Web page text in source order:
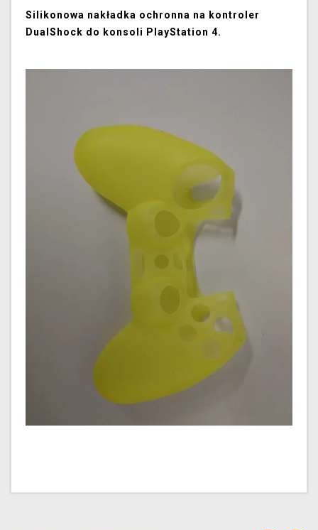
Silikonowa nakładka ochronna na kontroler
DualShock do konsoli PlayStation 4.